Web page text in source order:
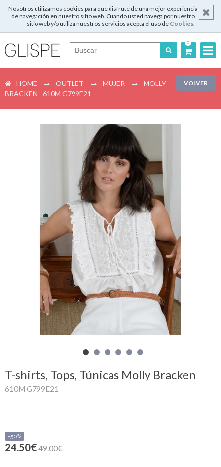
Nosotros utilizamos cookies para que disfrute de una mejor experiencia
de navegación en nuestro sitio web. Cuando usted navega por nuestro
sitio web y/o utiliza nuestros servicios acepta el uso de Cookies.
0
English
Español
Français
Login
Registrar
Mi
cesta
Glispe
Mujer
VOLVER
HOME OUTLET MUJER
MOLLY
BRACKEN - 610M G799E21
T-shirts, Tops, Túnicas Molly Bracken
610M G799E21
-50%
24.50€ 49.00€